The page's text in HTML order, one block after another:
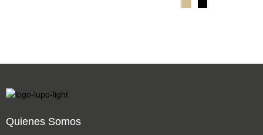
Quienes Somos